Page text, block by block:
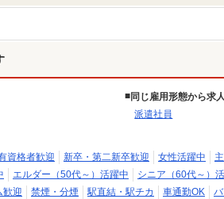
同じ雇用形態から求
派遣社員
資格者歓迎 新卒・第二新卒歓迎 女性活躍中
エルダー（50代～）活躍中 シニア（60代～）
歓迎 禁煙・分煙 駅直結・駅チカ 車通勤OK